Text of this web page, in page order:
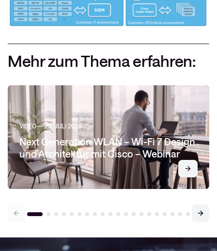
Mehr zum Thema erfahren:
VIDEO 23. JULI 2026
Next Generation WLAN – Wi-Fi 7 Design
und Architektur mit Cisco – Webinar